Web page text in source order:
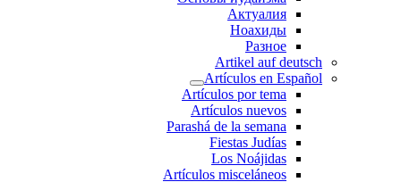
Актуалия
Ноахиды
Разное
Artikel auf deutsch
Artículos en Español
Artículos por tema
Artículos nuevos
Parashá de la semana
Fiestas Judías
Los Noájidas
Artículos misceláneos